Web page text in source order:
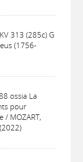
313 (285c) G
(1756-
ossia La
pour
/ MOZART,